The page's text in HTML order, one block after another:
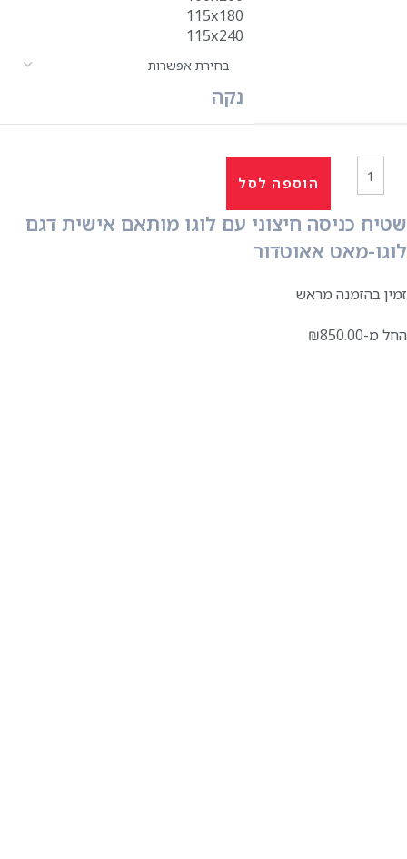
115x180
115x240
נקה
הוספה לסל
שטיח כניסה חיצוני עם לוגו מותאם אישית דגם
לוגו-מאט אאוטדור
זמין בהזמנה מראש
החל מ- ₪850.00